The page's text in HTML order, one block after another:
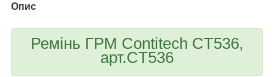
Опис
Ремінь ГРМ Contitech CT536,
арт.CT536